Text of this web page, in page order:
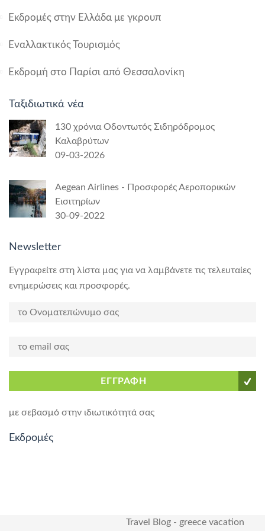
Εκδρομές στην Ελλάδα με γκρουπ
Εναλλακτικός Τουρισμός
Εκδρομή στο Παρίσι από Θεσσαλονίκη
Ταξιδιωτικά νέα
130 χρόνια Οδοντωτός Σιδηρόδρομος
Καλαβρύτων
09-03-2026
Aegean Airlines - Προσφορές Αεροπορικών
Εισιτηρίων
30-09-2022
Newsletter
Εγγραφείτε στη λίστα μας για να λαμβάνετε τις τελευταίες
ενημερώσεις και προσφορές.
ΕΓΓΡΑΦΗ
με σεβασμό στην ιδιωτικότητά σας
Εκδρομές
Travel Blog - greece vacation